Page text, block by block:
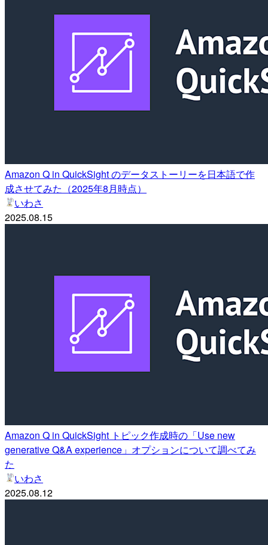
Amazon Q in QuickSight のデータストーリーを日本語で作
成させてみた（2025年8月時点）
いわさ
2025.08.15
Amazon Q in QuickSight トピック作成時の「Use new
generative Q&A experience」オプションについて調べてみ
た
いわさ
2025.08.12